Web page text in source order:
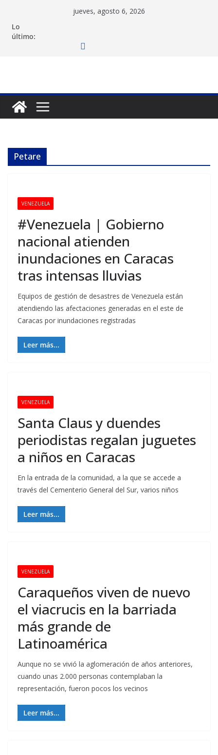
contenido
jueves, agosto 6, 2026
Lo
último:
Petare
VENEZUELA
#Venezuela | Gobierno
nacional atienden
inundaciones en Caracas
tras intensas lluvias
Equipos de gestión de desastres de Venezuela están
atendiendo las afectaciones generadas en el este de
Caracas por inundaciones registradas
Leer más...
VENEZUELA
Santa Claus y duendes
periodistas regalan juguetes
a niños en Caracas
En la entrada de la comunidad, a la que se accede a
través del Cementerio General del Sur, varios niños
Leer más...
VENEZUELA
Caraqueños viven de nuevo
el viacrucis en la barriada
más grande de
Latinoamérica
Aunque no se vivió la aglomeración de años anteriores,
cuando unas 2.000 personas contemplaban la
representación, fueron pocos los vecinos
Leer más...